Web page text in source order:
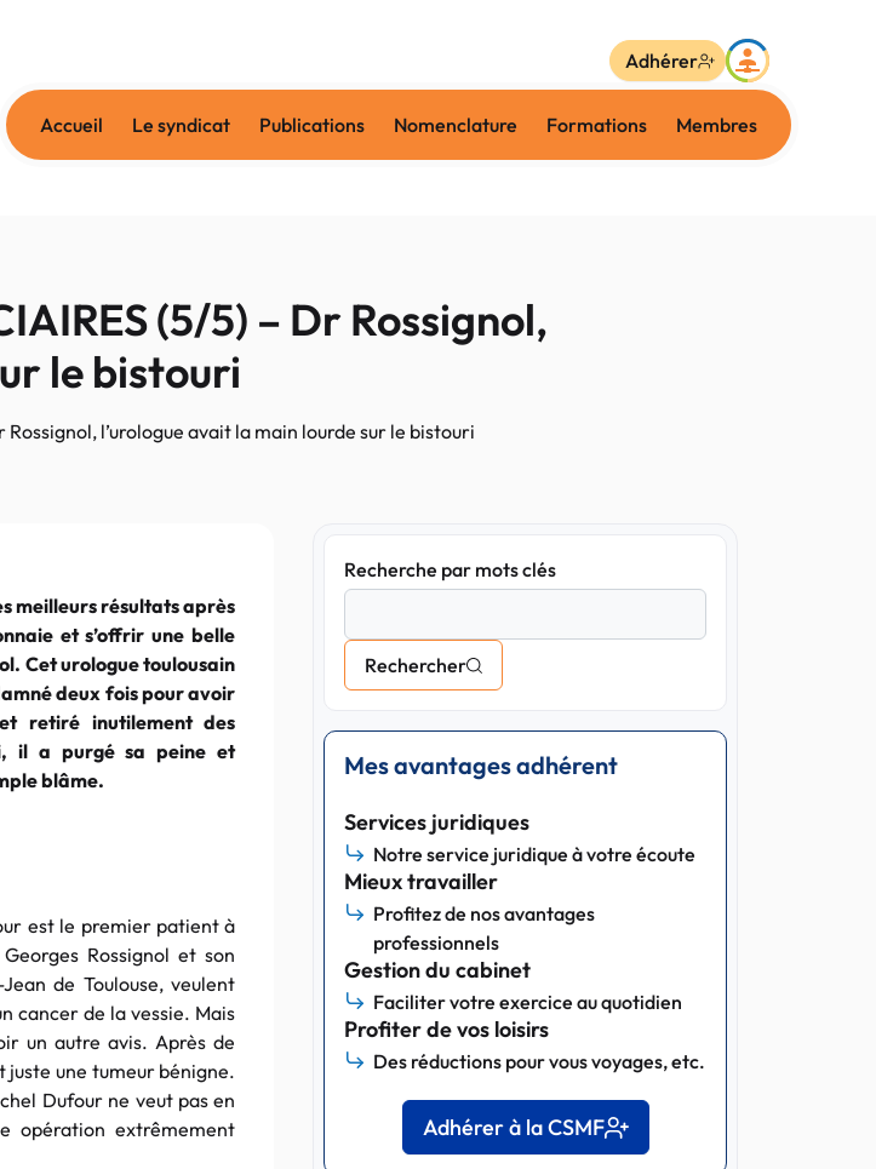
Accueil Le syndicat Publications Nomenclature Formations Membres
Adhérer
(5/5) – Dr Rossignol,
le bistouri
Rossignol, l’urologue avait la main lourde sur le bistouri
meilleurs résultats après
et s’offrir une belle
Cet urologue toulousain
deux fois pour avoir
retiré inutilement des
il a purgé sa peine et
blâme.
est le premier patient à
Rossignol et son
de Toulouse, veulent
cancer de la vessie. Mais
un autre avis. Après de
juste une tumeur bénigne.
Dufour ne veut pas en
opération extrêmement
Recherche par mots clés
Rechercher
Mes avantages adhérent
Services juridiques
Notre service juridique à votre écoute
Mieux travailler
Profitez de nos avantages
professionnels
Gestion du cabinet
Faciliter votre exercice au quotidien
Profiter de vos loisirs
Des réductions pour vous voyages, etc.
Adhérer à la CSMF